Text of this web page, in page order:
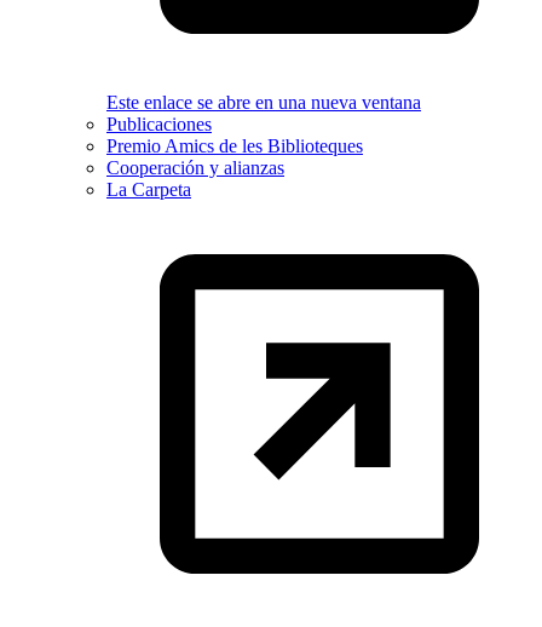
Este enlace se abre en una nueva ventana
Publicaciones
Premio Amics de les Biblioteques
Cooperación y alianzas
La Carpeta